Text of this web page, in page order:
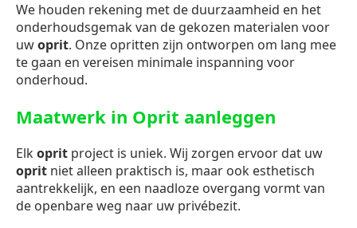
We houden rekening met de duurzaamheid en het
onderhoudsgemak van de gekozen materialen voor
uwoprit. Onze opritten zijn ontworpen om lang mee
te gaan en vereisen minimale inspanning voor
onderhoud.
Maatwerk in Oprit aanleggen
Elkoprit project is uniek. Wij zorgen ervoor dat uw
oprit niet alleen praktisch is, maar ook esthetisch
aantrekkelijk, en een naadloze overgang vormt van
de openbare weg naar uw privébezit.